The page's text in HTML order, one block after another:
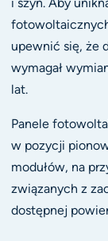
upewnić się, że
wymagał
lat.
Panele
w pozycji
modułów, na
związanych z
dostępnej